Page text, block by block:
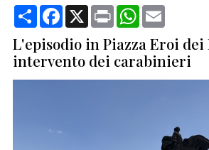
CondividiFacebook
X Print WhatsApp
Email
L'episodio in Piazza Eroi dei
intervento dei carabinieri